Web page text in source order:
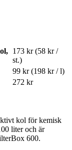
173 kr (58 kr /
st.)
99 kr (198 kr / l)
272 kr
kol för kemisk
liter och är
600.